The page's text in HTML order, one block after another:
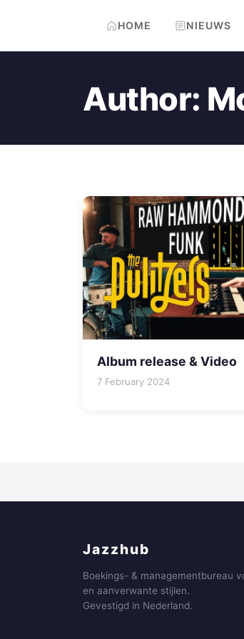
HOME NIEUWS
Author:
Album release & Video
7 February 2024
Jazzhub
Boekings- & managementbureau
en aanverwante stijlen.
Gevestigd in Nederland.